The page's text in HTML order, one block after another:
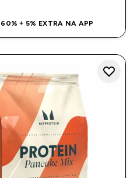
+ 5% EXTRA NA APP